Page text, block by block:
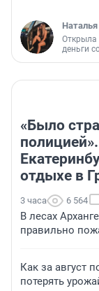
Открыла
деньги
«Было
отдыхе в
3 часа 6 564
В лесах
правильно
Как за август
потерять